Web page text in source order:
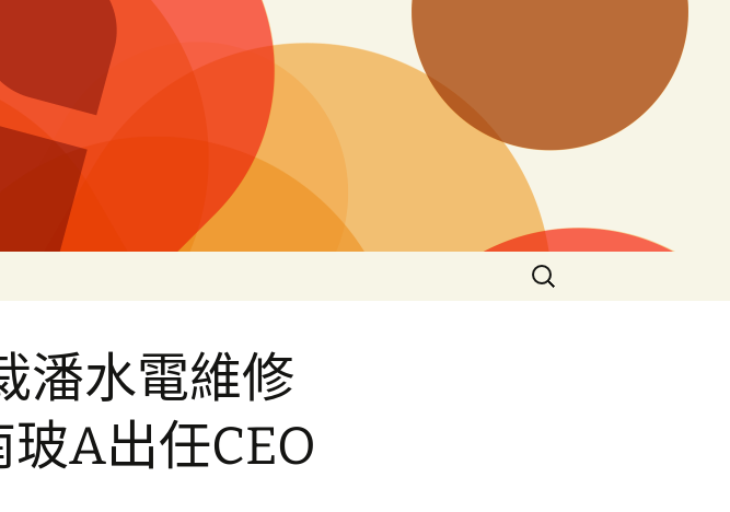
搜
尋
潘水電維修
玻A出任CEO